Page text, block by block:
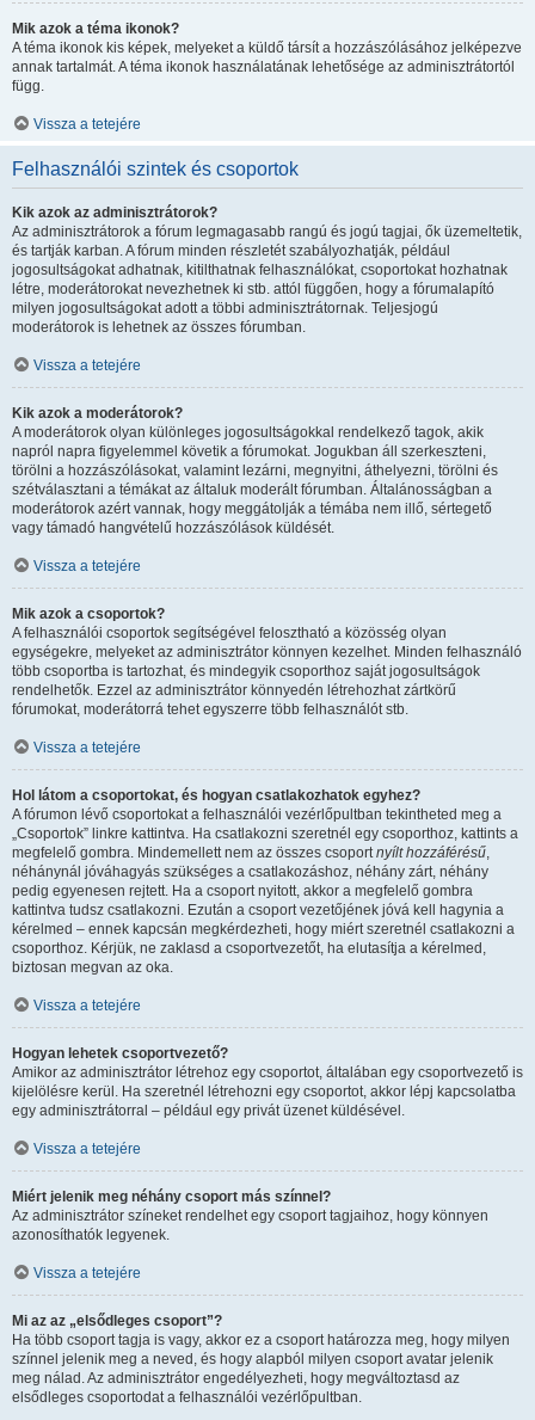
Mik azok a téma ikonok?
A téma ikonok kis képek, melyeket a küldő társít a hozzászólásához jelképezve
annak tartalmát. A téma ikonok használatának lehetősége az adminisztrátortól
függ.
Vissza a tetejére
Felhasználói szintek és csoportok
Kik azok az adminisztrátorok?
Az adminisztrátorok a fórum legmagasabb rangú és jogú tagjai, ők üzemeltetik,
és tartják karban. A fórum minden részletét szabályozhatják, például
jogosultságokat adhatnak, kitilthatnak felhasználókat, csoportokat hozhatnak
létre, moderátorokat nevezhetnek ki stb. attól függően, hogy a fórumalapító
milyen jogosultságokat adott a többi adminisztrátornak. Teljesjogú
moderátorok is lehetnek az összes fórumban.
Vissza a tetejére
Kik azok a moderátorok?
A moderátorok olyan különleges jogosultságokkal rendelkező tagok, akik
napról napra figyelemmel követik a fórumokat. Jogukban áll szerkeszteni,
törölni a hozzászólásokat, valamint lezárni, megnyitni, áthelyezni, törölni és
szétválasztani a témákat az általuk moderált fórumban. Általánosságban a
moderátorok azért vannak, hogy meggátolják a témába nem illő, sértegető
vagy támadó hangvételű hozzászólások küldését.
Vissza a tetejére
Mik azok a csoportok?
A felhasználói csoportok segítségével felosztható a közösség olyan
egységekre, melyeket az adminisztrátor könnyen kezelhet. Minden felhasználó
több csoportba is tartozhat, és mindegyik csoporthoz saját jogosultságok
rendelhetők. Ezzel az adminisztrátor könnyedén létrehozhat zártkörű
fórumokat, moderátorrá tehet egyszerre több felhasználót stb.
Vissza a tetejére
Hol látom a csoportokat, és hogyan csatlakozhatok egyhez?
A fórumon lévő csoportokat a felhasználói vezérlőpultban tekintheted meg a
„Csoportok” linkre kattintva. Ha csatlakozni szeretnél egy csoporthoz, kattints a
megfelelő gombra. Mindemellett nem az összes csoportnyílt hozzáférésű,
néhánynál jóváhagyás szükséges a csatlakozáshoz, néhány zárt, néhány
pedig egyenesen rejtett. Ha a csoport nyitott, akkor a megfelelő gombra
kattintva tudsz csatlakozni. Ezután a csoport vezetőjének jóvá kell hagynia a
kérelmed – ennek kapcsán megkérdezheti, hogy miért szeretnél csatlakozni a
csoporthoz. Kérjük, ne zaklasd a csoportvezetőt, ha elutasítja a kérelmed,
biztosan megvan az oka.
Vissza a tetejére
Hogyan lehetek csoportvezető?
Amikor az adminisztrátor létrehoz egy csoportot, általában egy csoportvezető is
kijelölésre kerül. Ha szeretnél létrehozni egy csoportot, akkor lépj kapcsolatba
egy adminisztrátorral – például egy privát üzenet küldésével.
Vissza a tetejére
Miért jelenik meg néhány csoport más színnel?
Az adminisztrátor színeket rendelhet egy csoport tagjaihoz, hogy könnyen
azonosíthatók legyenek.
Vissza a tetejére
Mi az az „elsődleges csoport”?
Ha több csoport tagja is vagy, akkor ez a csoport határozza meg, hogy milyen
színnel jelenik meg a neved, és hogy alapból milyen csoport avatar jelenik
meg nálad. Az adminisztrátor engedélyezheti, hogy megváltoztasd az
elsődleges csoportodat a felhasználói vezérlőpultban.